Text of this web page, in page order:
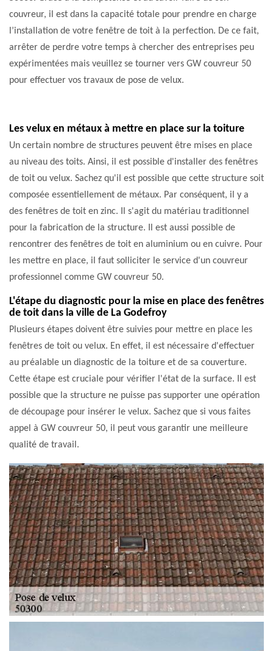
couvreur, il est dans la capacité totale pour prendre en charge
l’installation de votre fenêtre de toit à la perfection. De ce fait,
arrêter de perdre votre temps à chercher des entreprises peu
expérimentées mais veuillez se tourner vers GW couvreur 50
pour effectuer vos travaux de pose de velux.
Les velux en métaux à mettre en place sur la toiture
Un certain nombre de structures peuvent être mises en place
au niveau des toits. Ainsi, il est possible d'installer des fenêtres
de toit ou velux. Sachez qu'il est possible que cette structure soit
composée essentiellement de métaux. Par conséquent, il y a
des fenêtres de toit en zinc. Il s'agit du matériau traditionnel
pour la fabrication de la structure. Il est aussi possible de
rencontrer des fenêtres de toit en aluminium ou en cuivre. Pour
les mettre en place, il faut solliciter le service d'un couvreur
professionnel comme GW couvreur 50.
L'étape du diagnostic pour la mise en place des fenêtres
de toit dans la ville de La Godefroy
Plusieurs étapes doivent être suivies pour mettre en place les
fenêtres de toit ou velux. En effet, il est nécessaire d'effectuer
au préalable un diagnostic de la toiture et de sa couverture.
Cette étape est cruciale pour vérifier l'état de la surface. Il est
possible que la structure ne puisse pas supporter une opération
de découpage pour insérer le velux. Sachez que si vous faites
appel à GW couvreur 50, il peut vous garantir une meilleure
qualité de travail.